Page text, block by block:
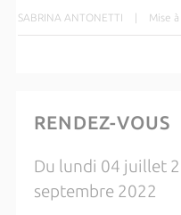
SABRINA ANTONETTI | Mise
RENDEZ-VOUS
Du lundi 04 juillet
septembre 2022